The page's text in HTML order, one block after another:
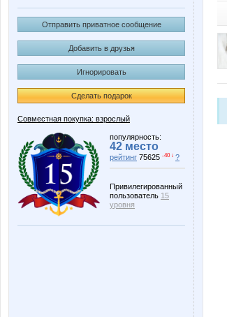
Отправить приватное сообщение
Добавить в друзья
Игнорировать
Сделать подарок
Совместная покупка: взрослый
популярность:
42 место
рейтинг 75625 -40 ↓ ?
Привилегированный
пользователь 15
уровня